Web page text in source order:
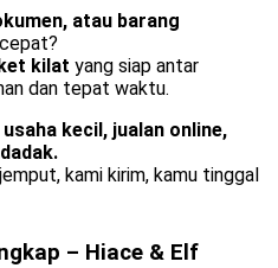
atau barang
kilat yang siap antar
dan tepat waktu.
usaha kecil, jualan online,
kami kirim, kamu tinggal
– Hiace & Elf